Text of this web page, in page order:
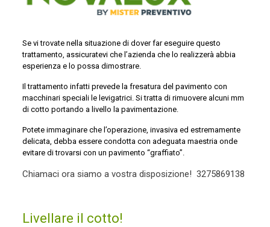
Se vi trovate nella situazione di dover far eseguire questo
trattamento, assicuratevi che l’azienda che lo realizzerà abbia
esperienza e lo possa dimostrare.
Il trattamento infatti prevede la fresatura del pavimento con
macchinari speciali le levigatrici. Si tratta di rimuovere alcuni mm
di cotto portando a livello la pavimentazione.
Potete immaginare che l’operazione, invasiva ed estremamente
delicata, debba essere condotta con adeguata maestria onde
evitare di trovarsi con un pavimento “graffiato”.
Chiamaci ora siamo a vostra disposizione! 3275869138
Livellare il cotto!